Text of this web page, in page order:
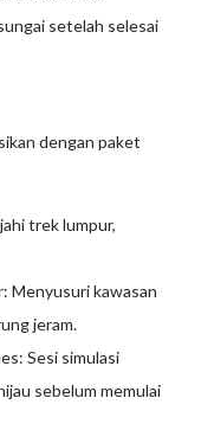
setelah selesai
dengan paket
trek lumpur,
Menyusuri kawasan
jeram.
Sesi simulasi
sebelum memulai